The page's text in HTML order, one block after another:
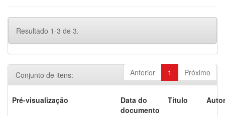
Resultado 1-3 de 3.
Anterior 1 Próximo
Conjunto de itens:
Pré-visualização
Data do
documento
Título